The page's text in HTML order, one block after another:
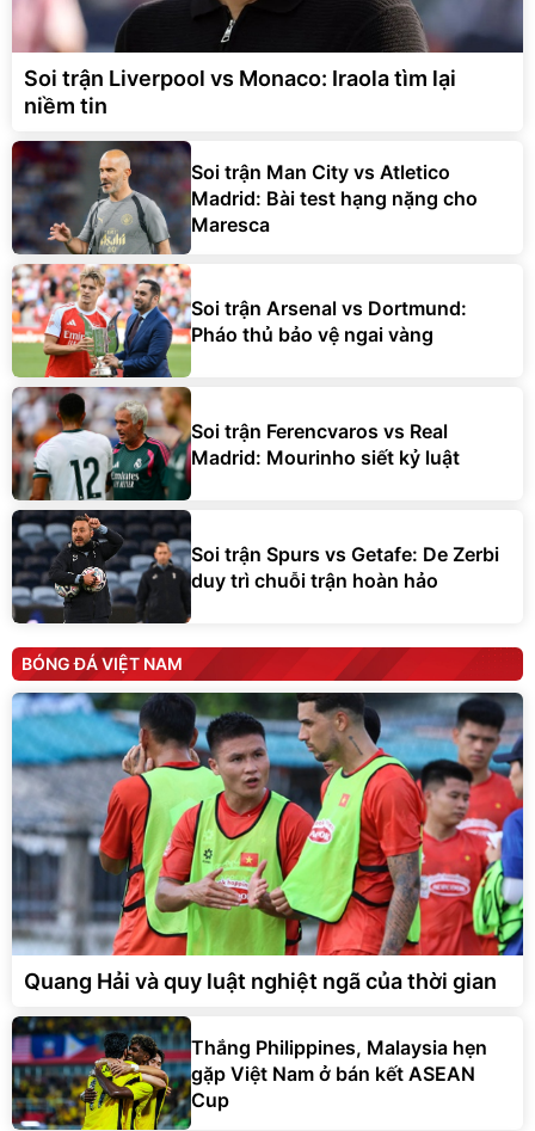
Soi trận Liverpool vs Monaco: Iraola tìm lại
niềm tin
Soi trận Man City vs Atletico
Madrid: Bài test hạng nặng cho
Maresca
Soi trận Arsenal vs Dortmund:
Pháo thủ bảo vệ ngai vàng
Soi trận Ferencvaros vs Real
Madrid: Mourinho siết kỷ luật
Soi trận Spurs vs Getafe: De Zerbi
duy trì chuỗi trận hoàn hảo
BÓNG ĐÁ VIỆT NAM
Quang Hải và quy luật nghiệt ngã của thời gian
Thắng Philippines, Malaysia hẹn
gặp Việt Nam ở bán kết ASEAN
Cup